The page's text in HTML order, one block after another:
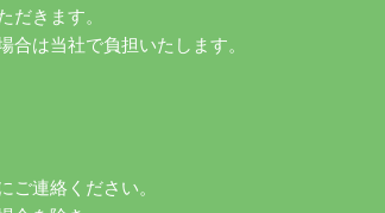
だきます。
合は当社で負担いたします。
ご連絡ください。